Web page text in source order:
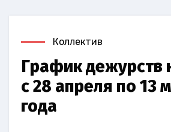
Коллектив
График дежурств
с 28 апреля по 13
года